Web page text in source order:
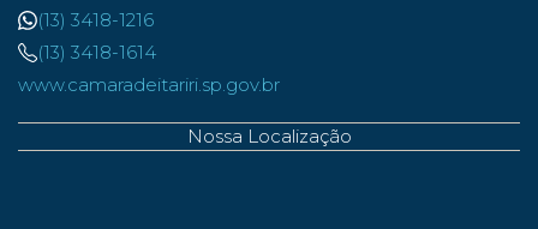
(13) 3418-1216
(13) 3418-1614
www.camaradeitariri.sp.gov.br
Nossa Localização